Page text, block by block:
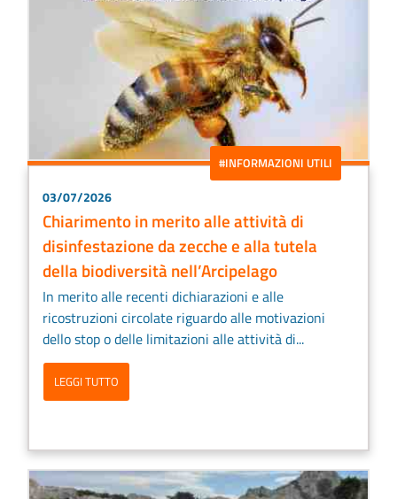
#INFORMAZIONI UTILI
03/07/2026
Chiarimento in merito alle attività di
disinfestazione da zecche e alla tutela
della biodiversità nell’Arcipelago
In merito alle recenti dichiarazioni e alle
ricostruzioni circolate riguardo alle motivazioni
dello stop o delle limitazioni alle attività di...
LEGGI TUTTO